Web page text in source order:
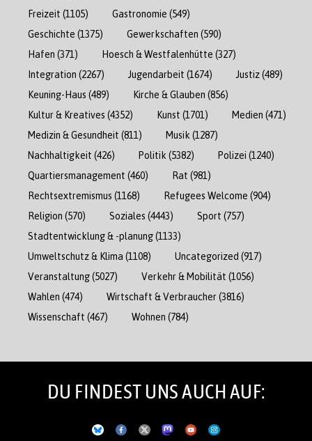
Freizeit (1105) Gastronomie (549)
Geschichte (1375) Gewerkschaften (590)
Hafen (371) Hoesch & Westfalenhütte (327)
Integration (2267) Jugendarbeit (1674) Justiz(489)
Keuning-Haus (489) Kirche & Glauben (856)
Kultur & Kreatives (4352) Kunst (1701) Medien (471)
Medizin & Gesundheit (811) Musik (1287)
Nachhaltigkeit (426) Politik (5382) Polizei (1240)
Quartiersmanagement (460) Rat (981)
Rechtsextremismus (1168) Refugees Welcome (904)
Religion (570) Soziales (4443) Sport (757)
Stadtentwicklung & -planung(1133)
Umweltschutz & Klima (1108) Uncategorized (917)
Veranstaltung(5027) Verkehr & Mobilität (1056)
Wahlen (474) Wirtschaft & Verbraucher(3816)
Wissenschaft (467) Wohnen (784)
DU FINDEST UNS AUCH AUF: